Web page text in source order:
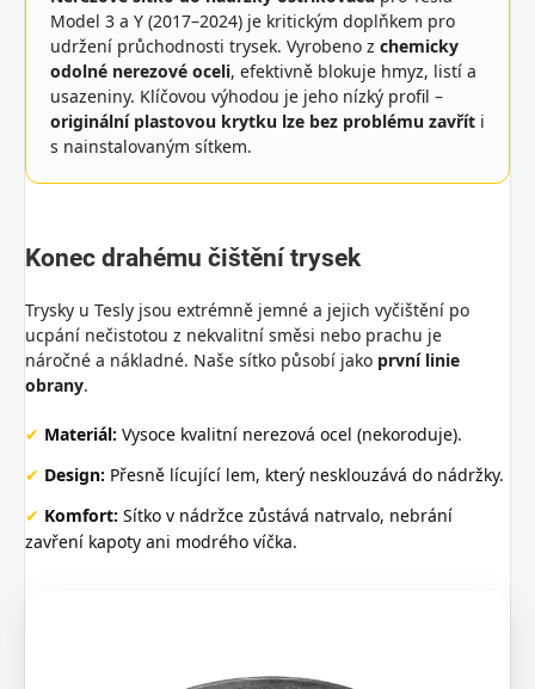
Model 3 a Y (2017–2024) je kritickým doplňkem pro
udržení průchodnosti trysek. Vyrobeno z chemicky
odolné nerezové oceli, efektivně blokuje hmyz, listí a
usazeniny. Klíčovou výhodou je jeho nízký profil –
originální plastovou krytku lze bez problému zavřít i
s nainstalovaným sítkem.
Konec drahému čištění trysek
Trysky u Tesly jsou extrémně jemné a jejich vyčištění po
ucpání nečistotou z nekvalitní směsi nebo prachu je
náročné a nákladné. Naše sítko působí jako první linie
obrany.
✔ Materiál: Vysoce kvalitní nerezová ocel (nekoroduje).
✔ Design: Přesně lícující lem, který nesklouzává do nádržky.
✔ Komfort: Sítko v nádržce zůstává natrvalo, nebrání
zavření kapoty ani modrého víčka.